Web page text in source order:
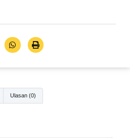
Ulasan (0)